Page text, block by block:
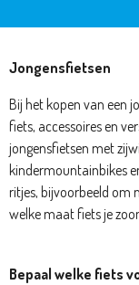
Jongensfietsen
Bij het kopen van een
fiets, accessoires en
jongensfietsen met
kindermountainbikes
ritjes, bijvoorbeeld om
welke maat fiets je
Bepaal welke fiets